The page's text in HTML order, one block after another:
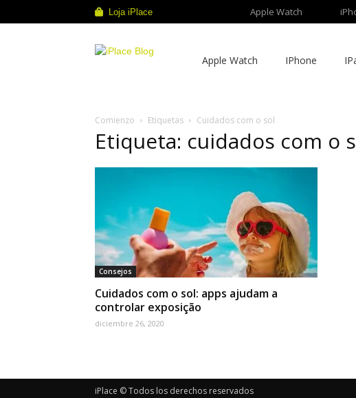
Loja iPlace Apple Watch
Apple Watch IPhone
Comienzo Etiquetas Cuidados com o sol
Etiqueta: cuidados com o
Consejos
Cuidados com o sol: apps ajudam a
controlar exposição
diciembre 26, 2020
iPlace © Todos los derechos reservados